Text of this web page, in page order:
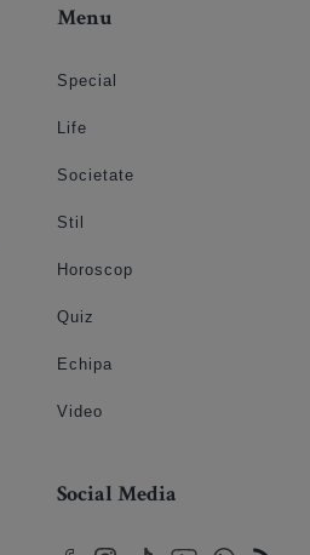
Menu
Special
Life
Societate
Stil
Horoscop
Quiz
Echipa
Video
Social Media